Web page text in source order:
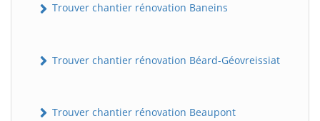
Trouver chantier rénovation Baneins
Trouver chantier rénovation Béard-Géovreissiat
Trouver chantier rénovation Beaupont